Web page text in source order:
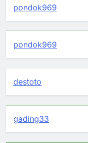
pondok969
pondok969
destoto
gading33